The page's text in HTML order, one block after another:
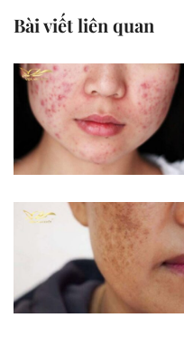
Bài viết liên quan